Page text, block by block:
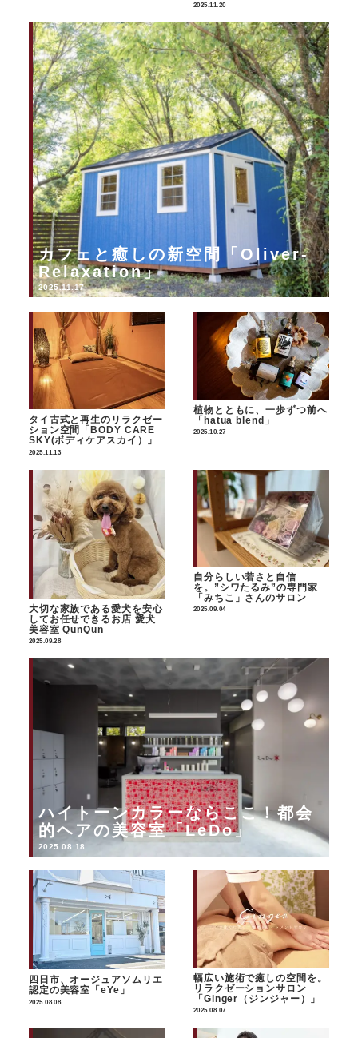
2025.11.20
カフェと癒しの新空間「Oliver-
Relaxation」
2025.11.17
タイ古式と再生のリラクゼー
ション空間「BODY CARE
SKY(ボディケアスカイ）」
2025.11.13
植物とともに、一歩ずつ前へ
「hatua blend」
2025.10.27
大切な家族である愛犬を安心
してお任せできるお店 愛犬
美容室 QunQun
2025.09.28
自分らしい若さと自信
を。”シワたるみ”の専門家
「みちこ」さんのサロン
2025.09.04
ハイトーンカラーならここ！都会
的ヘアの美容室「LeDo」
2025.08.18
四日市、オージュアソムリエ
認定の美容室「eYe」
2025.08.08
幅広い施術で癒しの空間を。
リラクゼーションサロン
「Ginger（ジンジャー）」
2025.08.07